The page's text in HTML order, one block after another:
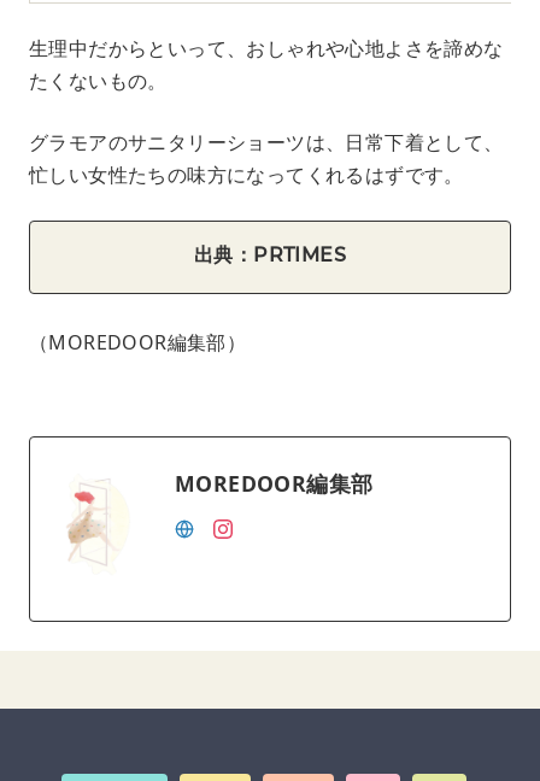
生理中だからといって、おしゃれや心地よさを諦めな
たくないもの。
グラモアのサニタリーショーツは、日常下着として、
忙しい女性たちの味方になってくれるはずです。
出典：PRTIMES
（MOREDOOR編集部）
MOREDOOR編集部